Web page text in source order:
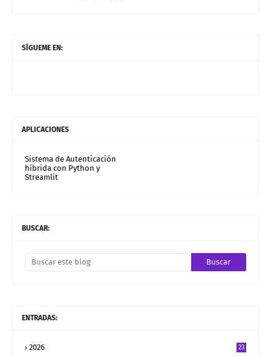
SÍGUEME EN:
APLICACIONES
Sistema de Autenticación
híbrida con Python y
Streamlit
BUSCAR:
ENTRADAS:
2026 23